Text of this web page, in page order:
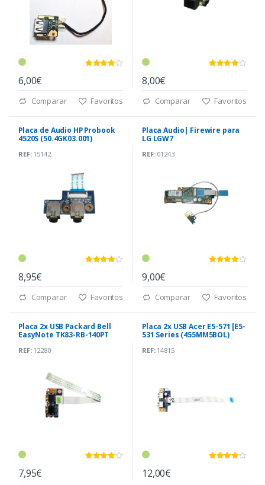
6,00€
Comparar Favoritos
8,00€
Comparar Favoritos
Placa de Audio HP Probook
4520S (50.4GK03.001)
REF:15142
8,95€
Comparar Favoritos
Placa Audio| Firewire para
LG LGW7
REF:01243
9,00€
Comparar Favoritos
Placa 2x USB Packard Bell
EasyNote TK83-RB-140PT
REF:12280
7,95€
Placa 2x USB Acer E5-571|E5-
531 Series (455MM5BOL)
REF:14815
12,00€